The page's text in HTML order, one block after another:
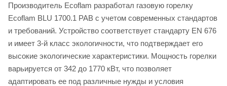
Производитель Ecoflam разработал газовую горелку
Ecoflam BLU 1700.1 PAB с учетом современных стандартов
и требований. Устройство соответствует стандарту EN 676
и имеет 3-й класс экологичности, что подтверждает его
высокие экологические характеристики. Мощность горелки
варьируется от 342 до 1770 кВт, что позволяет
адаптировать ее под различные нужды и условия